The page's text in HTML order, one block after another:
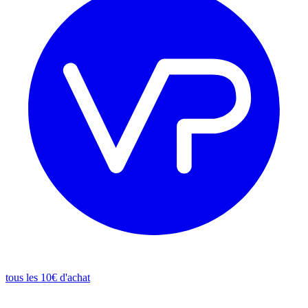
tous les 10€ d'achat